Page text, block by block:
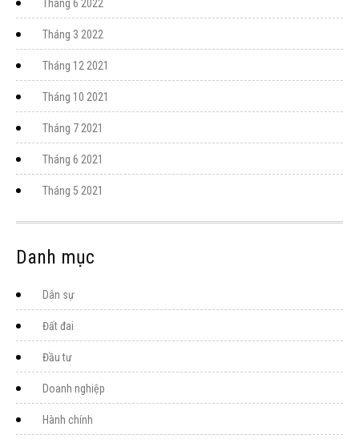
Tháng 6 2022
Tháng 3 2022
Tháng 12 2021
Tháng 10 2021
Tháng 7 2021
Tháng 6 2021
Tháng 5 2021
Danh mục
Dân sự
Đất đai
Đầu tư
Doanh nghiệp
Hành chính